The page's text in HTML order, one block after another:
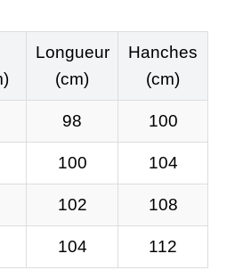
Longueur
(cm)
Hanches
(cm)
98 100
100 104
102 108
104 112